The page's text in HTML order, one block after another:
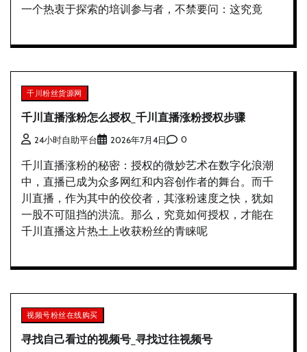
一个热衷于探索的培训参与者，不禁要问：这究竟
千川粉丝货源网
千川直播涨粉怎么授权_千川直播涨粉授权步骤
24小时自助平台 2026年7月4日 0
千川直播涨粉的秘密：授权的微妙艺术在数字化浪潮
中，直播已成为众多网红和内容创作者的舞台。而千
川直播，作为其中的佼佼者，其涨粉速度之快，犹如
一股不可阻挡的洪流。那么，究竟如何授权，才能在
千川直播这片热土上收获粉丝的青睐呢
视频号粉丝在线购买
寻找自己看过的视频号_寻找过往视频号